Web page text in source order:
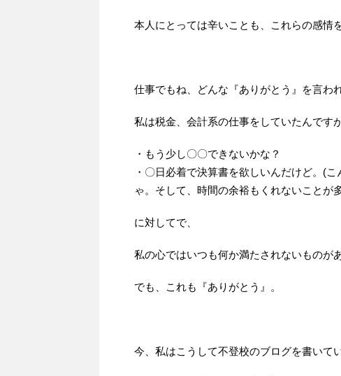
本人にとっては辛いことも、これらの感情
仕事でもね、どんな『ありがとう』を言わ
私は税金、会計系の仕事をしていたんです
・もう少し〇〇できないかな？
・〇日必着で決算書を欲しいんだけど。(
ゃ。そして、時間の余裕もくれないことが
に対してで、
私の心ではいつも何か満たされないものが
でも、これも『ありがとう』。
今、私はこうして不登校のブログを書いて